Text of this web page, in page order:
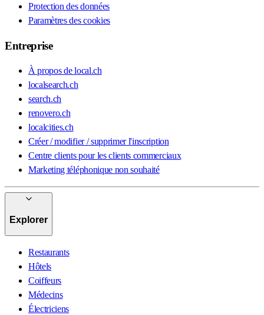
Protection des données
Paramètres des cookies
Entreprise
À propos de local.ch
localsearch.ch
search.ch
renovero.ch
localcities.ch
Créer / modifier / supprimer l'inscription
Centre clients pour les clients commerciaux
Marketing téléphonique non souhaité
Explorer
Restaurants
Hôtels
Coiffeurs
Médecins
Électriciens